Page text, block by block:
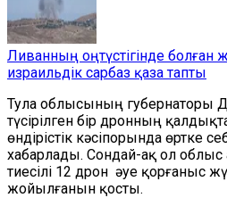
Ливанның оңтүстігінде болған
израильдік сарбаз қаза тапты
Тула облысының губернаторы
түсірілген бір дронның
өндірістік кәсіпорында өртке
хабарлады. Сондай-ақ ол облыс
тиесілі 12 дрон әуе қорғаныс
жойылғанын қосты.